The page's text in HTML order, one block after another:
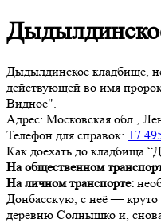
Дыдылдинское кладбище,
действующей во имя
Видное".
Адрес: Московская обл.,
Телефон для справок: +7
Как доехать до кладбища
На общественном
На личном транспорте:
Донбасскую, с неё — круто
деревню Солнышко и,